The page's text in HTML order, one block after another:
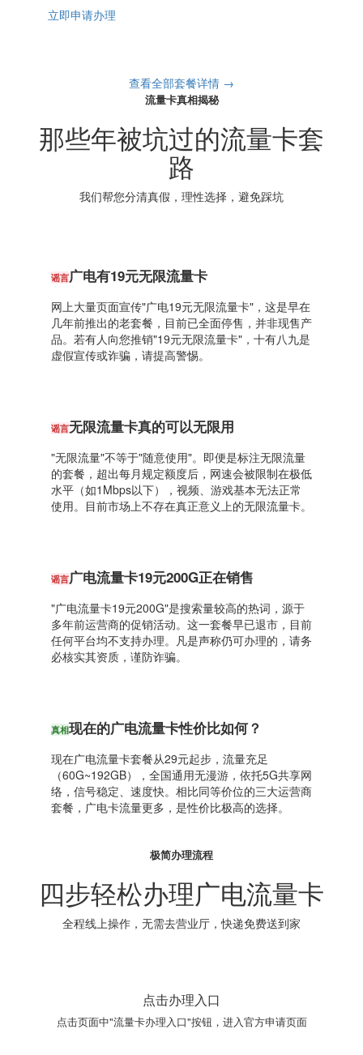
立即申请办理
查看全部套餐详情 →
流量卡真相揭秘
那些年被坑过的流量卡套
路
我们帮您分清真假，理性选择，避免踩坑
谣言广电有19元无限流量卡
网上大量页面宣传"广电19元无限流量卡"，这是早在
几年前推出的老套餐，目前已全面停售，并非现售产
品。若有人向您推销"19元无限流量卡"，十有八九是
虚假宣传或诈骗，请提高警惕。
谣言无限流量卡真的可以无限用
"无限流量"不等于"随意使用"。即便是标注无限流量
的套餐，超出每月规定额度后，网速会被限制在极低
水平（如1Mbps以下），视频、游戏基本无法正常
使用。目前市场上不存在真正意义上的无限流量卡。
谣言广电流量卡19元200G正在销售
"广电流量卡19元200G"是搜索量较高的热词，源于
多年前运营商的促销活动。这一套餐早已退市，目前
任何平台均不支持办理。凡是声称仍可办理的，请务
必核实其资质，谨防诈骗。
真相现在的广电流量卡性价比如何？
现在广电流量卡套餐从29元起步，流量充足
（60G~192GB），全国通用无漫游，依托5G共享网
络，信号稳定、速度快。相比同等价位的三大运营商
套餐，广电卡流量更多，是性价比极高的选择。
极简办理流程
四步轻松办理广电流量卡
全程线上操作，无需去营业厅，快递免费送到家
点击办理入口
点击页面中"流量卡办理入口"按钮，进入官方申请页面